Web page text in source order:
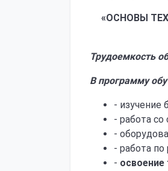
«ОСНОВЫ
Трудоемкость
В программу
- изучение
- работа со
-
- работа
- освоение